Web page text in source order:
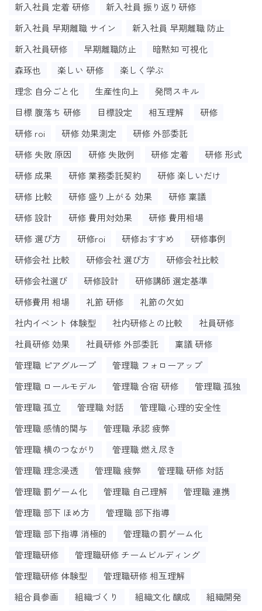
新入社員 定着 研修
新入社員 振り返り研修
新入社員 早期離職 サイン
新入社員 早期離職 防止
新入社員研修
早期離職防止
暗黙知 可視化
森琢也
楽しい 研修
楽しく学ぶ
理念 自分ごと化
生産性向上
発問スキル
目標 腹落ち 研修
目標設定 相互理解
研修
研修 roi
研修 効果測定
研修 外部委託
研修 失敗 原因
研修 失敗例 研修 定着
研修 形式
研修 成果
研修 業務委託契約
研修 楽しいだけ
研修 比較
研修 盛り上がる 効果
研修 稟議
研修 設計
研修 費用対効果
研修 費用相場
研修 選び方
研修roi 研修おすすめ
研修事例
研修会社 比較
研修会社 選び方
研修会社比較
研修会社選び
研修設計
研修講師 選定基準
研修費用 相場
礼節 研修
礼節の欠如
社内イベント 体験型
社内研修との比較
社員研修
社員研修 効果
社員研修 外部委託
稟議 研修
管理職 ピアグループ
管理職 フォローアップ
管理職 ロールモデル
管理職 合宿 研修
管理職 孤独
管理職 孤立
管理職 対話
管理職 心理的安全性
管理職 感情的関与
管理職 承認 疲弊
管理職 横のつながり
管理職 燃え尽き
管理職 理念浸透
管理職 疲弊
管理職 研修 対話
管理職 罰ゲーム化
管理職 自己理解
管理職 連携
管理職 部下 ほめ方
管理職 部下指導
管理職 部下指導 消極的
管理職の罰ゲーム化
管理職研修
管理職研修 チームビルディング
管理職研修 体験型
管理職研修 相互理解
組合員参画
組織づくり 組織文化 醸成
組織開発